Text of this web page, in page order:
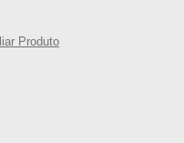
Produto